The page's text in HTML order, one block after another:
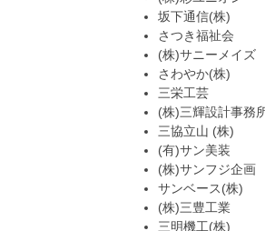
坂下通信(株)
さつき福祉会
(株)サニーメイズ
さわやか(株)
三栄工芸
(株)三輝設計事務
三協立山 (株)
(有)サン美装
(株)サンフジ企画
サンベース(株)
(株)三豊工業
三明機工(株)